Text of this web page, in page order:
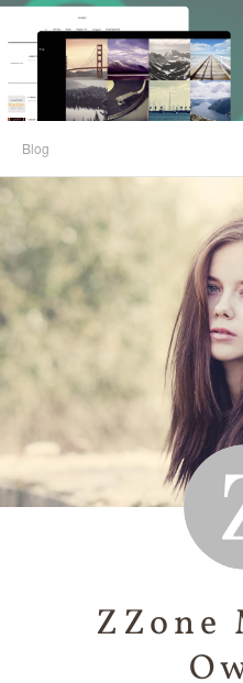
Blog
ZZone